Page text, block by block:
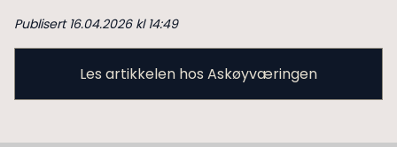
Publisert 16.04.2026 kl 14:49
Les artikkelen hos Askøyværingen